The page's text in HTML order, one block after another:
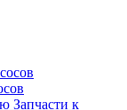
Запчасти к